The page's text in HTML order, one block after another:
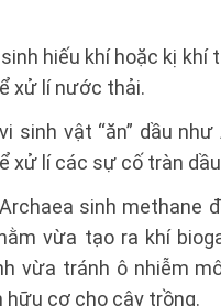
hiếu khí hoặc kị khí
xử lí nước thải.
sinh vật “ăn” dầu như
xử lí các sự cố tràn
sinh methane
vừa tạo ra khí
vừa tránh ô nhiễm
hữu cơ cho cây trồng.